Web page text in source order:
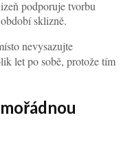
podporuje tvorbu
sklizně.
nevysazujte
let po sobě, protože tím